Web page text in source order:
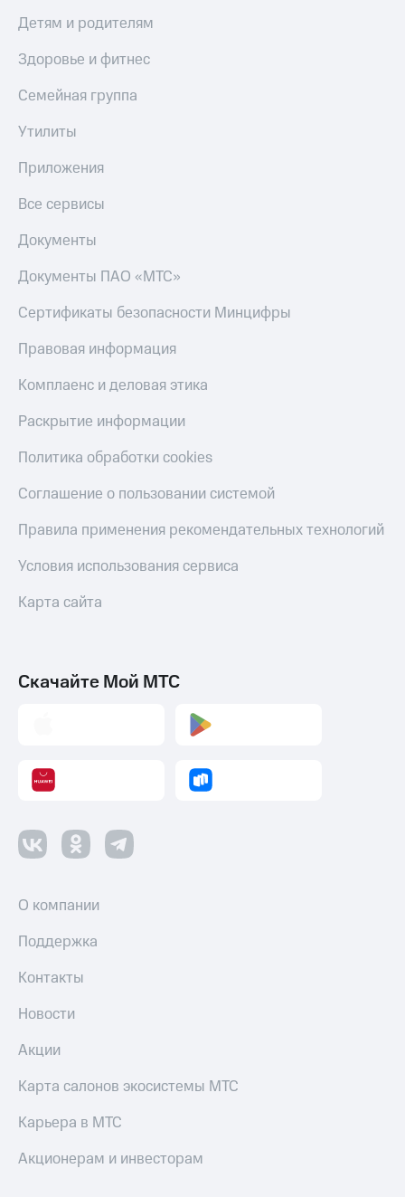
Детям и родителям
Здоровье и фитнес
Семейная группа
Утилиты
Приложения
Все сервисы
Документы
Документы ПАО «МТС»
Сертификаты безопасности Минцифры
Правовая информация
Комплаенс и деловая этика
Раскрытие информации
Политика обработки cookies
Соглашение о пользовании системой
Правила применения рекомендательных технологий
Условия использования сервиса
Карта сайта
Скачайте Мой МТС
О компании
Поддержка
Контакты
Новости
Акции
Карта салонов экосистемы МТС
Карьера в МТС
Акционерам и инвесторам